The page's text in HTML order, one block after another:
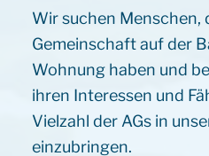
Wir suchen Menschen,
Gemeinschaft auf der
Wohnung haben und
ihren Interessen und
Vielzahl der AGs in
einzubringen.